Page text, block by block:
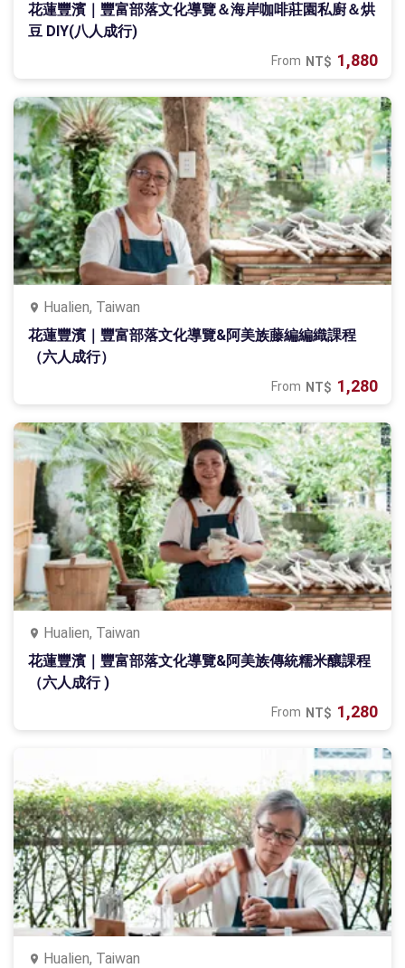
花蓮豐濱｜豐富部落文化導覽＆海岸咖啡莊園私廚＆烘
豆 DIY(八人成行)
From NT$ 1,880
Hualien, Taiwan
花蓮豐濱｜豐富部落文化導覽&阿美族藤編編織課程
（六人成行）
From NT$ 1,280
Hualien, Taiwan
花蓮豐濱｜豐富部落文化導覽&阿美族傳統糯米釀課程
（六人成行 )
From NT$ 1,280
Hualien, Taiwan